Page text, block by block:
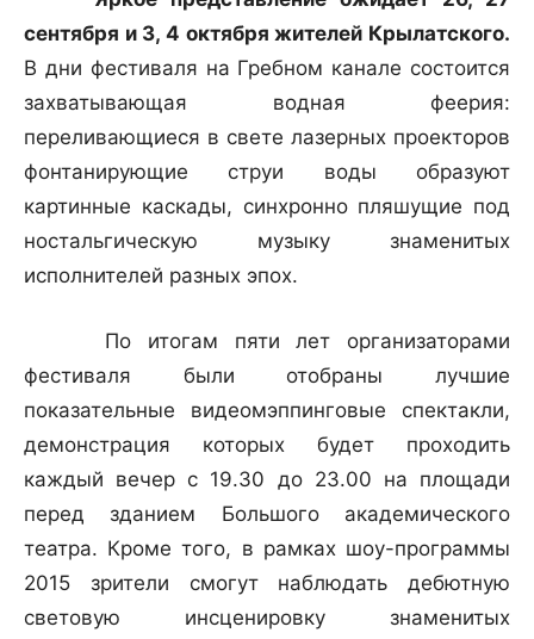
сентября и 3, 4 октября жителей Крылатского.
В дни фестиваля на Гребном канале состоится
захватывающая водная феерия:
переливающиеся в свете лазерных проекторов
фонтанирующие струи воды образуют
картинные каскады, синхронно пляшущие под
ностальгическую музыку знаменитых
исполнителей разных эпох.
По итогам пяти лет организаторами
фестиваля были отобраны лучшие
показательные видеомэппинговые спектакли,
демонстрация которых будет проходить
каждый вечер с 19.30 до 23.00 на площади
перед зданием Большого академического
театра. Кроме того, в рамках шоу-программы
2015 зрители смогут наблюдать дебютную
световую инсценировку знаменитых